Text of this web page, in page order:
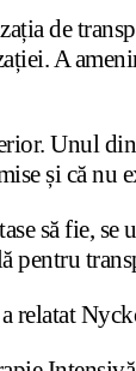
de
A
Unul
și că nu
să fie,
pentru
relatat